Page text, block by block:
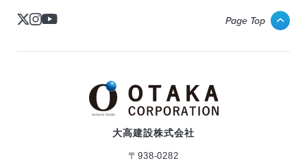
想影展望台改修工事 ≪令和５年１１月≫
Page Top
大高建設株式会社
〒938-0282